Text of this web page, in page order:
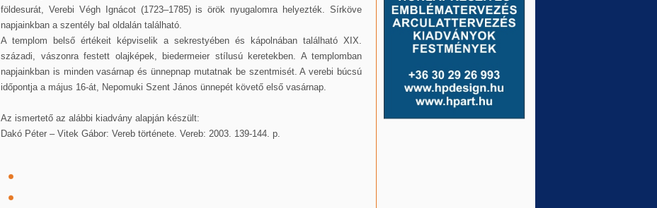
földesurát, Verebi Végh Ignácot (1723–1785) is örök nyugalomra helyezték. Sírköve
napjainkban a szentély bal oldalán található.
A templom belső értékeit képviselik a sekrestyében és kápolnában található XIX.
századi, vászonra festett olajképek, biedermeier stílusú keretekben. A templomban
napjainkban is minden vasárnap és ünnepnap mutatnak be szentmisét. A verebi búcsú
időpontja a május 16-át, Nepomuki Szent János ünnepét követő első vasárnap.
Az ismertető az alábbi kiadvány alapján készült:
Dakó Péter – Vitek Gábor: Vereb története. Vereb: 2003. 139-144. p.